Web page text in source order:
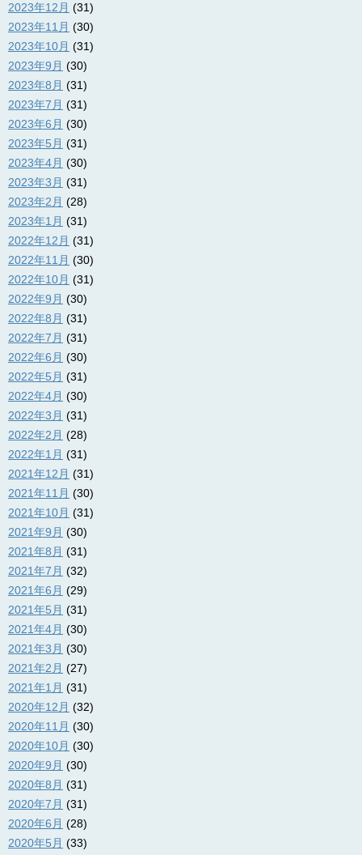
2023年12月 (31)
2023年11月 (30)
2023年10月 (31)
2023年9月 (30)
2023年8月 (31)
2023年7月 (31)
2023年6月 (30)
2023年5月 (31)
2023年4月 (30)
2023年3月 (31)
2023年2月 (28)
2023年1月 (31)
2022年12月 (31)
2022年11月 (30)
2022年10月 (31)
2022年9月 (30)
2022年8月 (31)
2022年7月 (31)
2022年6月 (30)
2022年5月 (31)
2022年4月 (30)
2022年3月 (31)
2022年2月 (28)
2022年1月 (31)
2021年12月 (31)
2021年11月 (30)
2021年10月 (31)
2021年9月 (30)
2021年8月 (31)
2021年7月 (32)
2021年6月 (29)
2021年5月 (31)
2021年4月 (30)
2021年3月 (30)
2021年2月 (27)
2021年1月 (31)
2020年12月 (32)
2020年11月 (30)
2020年10月 (30)
2020年9月 (30)
2020年8月 (31)
2020年7月 (31)
2020年6月 (28)
2020年5月 (33)